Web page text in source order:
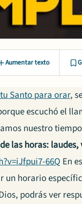
Aumentar texto
Santo para orar,
escuchó el
nuestro
las horas:
66Q En
un horario
podrás ver